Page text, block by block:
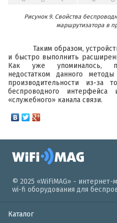
Рисунок 9. Свойства
маршрутизатора в
Таким образом,
и быстро выполнить
Как уже упоминалось,
недостатком данного
производительности из-за
беспроводного интерфейса
«служебного» канала связи.
© 2025 «WiFiMAG» - интернет-
wi-fi оборудования для
Каталог